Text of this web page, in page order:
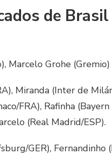
de
Marcelo Grohe
Miranda (Inter de
FRA), Rafinha
(Real Madrid/ESP).
GER), Fernandinho